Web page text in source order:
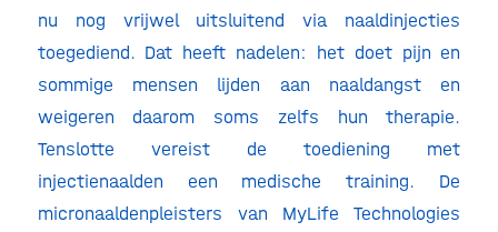
nu nog vrijwel uitsluitend via naaldinjecties
toegediend. Dat heeft nadelen: het doet pijn en
sommige mensen lijden aan naaldangst en
weigeren daarom soms zelfs hun therapie.
Tenslotte vereist de toediening met
injectienaalden een medische training. De
micronaaldenpleisters van MyLife Technologies